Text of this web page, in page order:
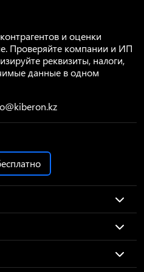
и оценки
Проверяйте компании и ИП
реквизиты, налоги,
данные в одном